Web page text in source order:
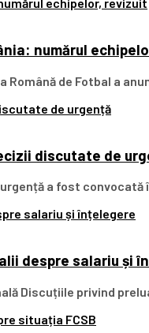
numărul
Română de Fotbal a
discutate de
a fost
despre salariu și
Discuțiile privind